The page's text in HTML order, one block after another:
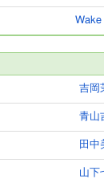
Wake
吉岡
青山
田中
山下